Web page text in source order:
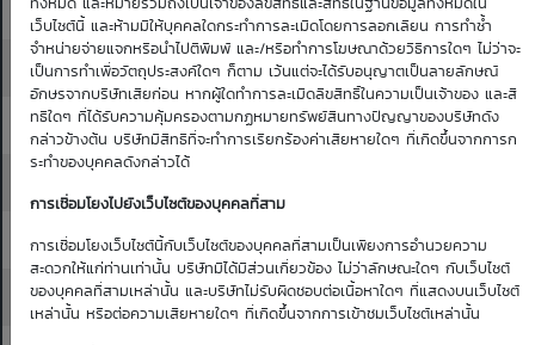
เว็บไซต์นี้ และห้ามมิให้บุคคลใดกระทำการละเมิดโดยการลอกเลียน การทำซ้ำ
จำหน่ายจ่ายแจกหรือนำไปตีพิมพ์ และ/หรือทำการโฆษณาด้วยวิธีการใดๆ ไม่ว่าจะ
เป็นการทำเพื่อวัตถุประสงค์ใดๆ ก็ตาม เว้นแต่จะได้รับอนุญาตเป็นลายลักษณ์
อักษรจากบริษัทเสียก่อน หากผู้ใดทำการละเมิดลิขสิทธิ์ในความเป็นเจ้าของ และสิ
ทธิใดๆ ที่ได้รับความคุ้มครองตามกฏหมายทรัพย์สินทางปัญญาของบริษัทดัง
กล่าวข้างต้น บริษัทมีสิทธิที่จะทำการเรียกร้องค่าเสียหายใดๆ ที่เกิดขึ้นจากการก
ระทำของบุคคลดังกล่าวได้
การเชื่อมโยงไปยังเว็บไซต์ของบุคคลที่สาม
การเชื่อมโยงเว็บไซต์นี้กับเว็บไซต์ของบุคคลที่สามเป็นเพียงการอำนวยความ
สะดวกให้แก่ท่านเท่านั้น บริษัทมิได้มีส่วนเกี่ยวข้อง ไม่ว่าลักษณะใดๆ กับเว็บไซต์
ของบุคคลที่สามเหล่านั้น และบริษัทไม่รับผิดชอบต่อเนื้อหาใดๆ ที่แสดงบนเว็บไซต์
เหล่านั้น หรือต่อความเสียหายใดๆ ที่เกิดขึ้นจากการเข้าชมเว็บไซต์เหล่านั้น
11.30 11.40 0.12 0.12 0.11 0.11 0.11
11.40 11.50 0.12 0.12 0.12 0.12 0.11
11.50 11.60 0.13 0.13 0.12 0.12 0.12
11.70 11.80 0.14 0.14 0.14 0.13 0.13
11.80 11.90 0.15 0.14 0.14 0.14 0.14